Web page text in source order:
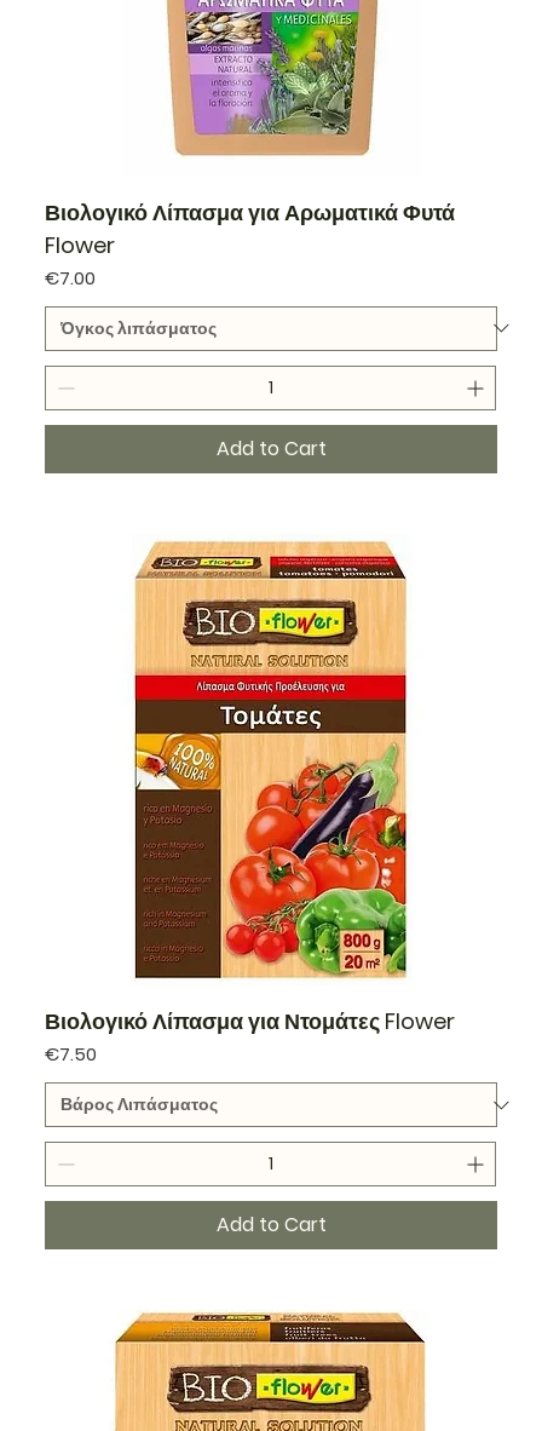
Βιολογικό Λίπασμα για Αρωματικά Φυτά
Flower
Price
€7.00
Add to Cart
Βιολογικό Λίπασμα για Ντομάτες Flower
Price
€7.50
Add to Cart